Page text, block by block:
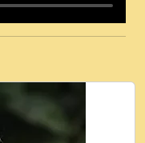
पहच दय! मह जन
2020
में हूँ । 2018 -